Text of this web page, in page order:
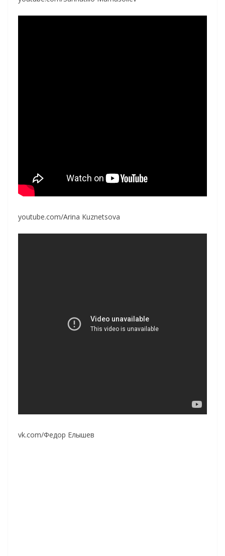
youtube.com/Arina Kuznetsova
vk.com/Федор Елышев